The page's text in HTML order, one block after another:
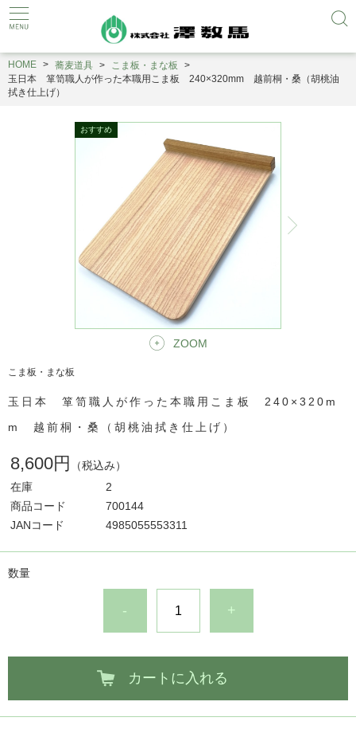
HOME 蕎麦道具
こま板・まな板
玉日本 箪笥職人が作った本職用こま板 240×320mm 越前桐・桑（胡桃油
拭き仕上げ）
ZOOM
こま板・まな板
玉日本 箪笥職人が作った本職用こま板 240×320m
m 越前桐・桑（胡桃油拭き仕上げ）
8,600円
（税込み）
在庫
2
商品コード
700144
JANコード
4985055553311
数量
- +
カートに入れる